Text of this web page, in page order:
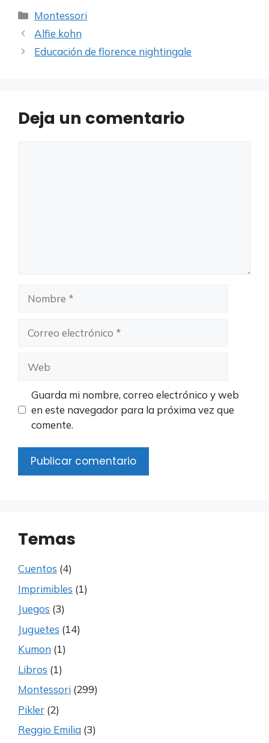
Categorías
Montessori
Alfie kohn
Educación de florence nightingale
Deja un comentario
electrónico
Guarda mi nombre, correo electrónico y web
en este navegador para la próxima vez que
comente.
Temas
Cuentos (4)
Imprimibles (1)
Juegos (3)
Juguetes (14)
Kumon (1)
Libros (1)
Montessori (299)
Pikler (2)
Reggio Emilia (3)